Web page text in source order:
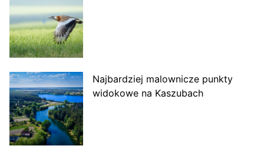
Najbardziej malownicze punkty
widokowe na Kaszubach